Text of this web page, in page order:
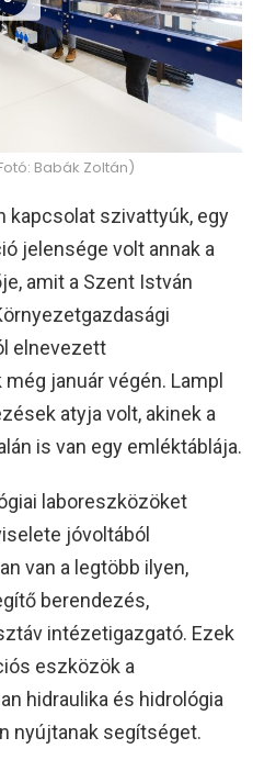
Babák Zoltán)
kapcsolat szivattyúk, egy
jelensége volt annak a
amit a Szent István
elnevezett
január végén. Lampl
atyja volt, akinek a
is van egy emléktáblája.
laboreszközöket
jóvoltából
van a legtöbb ilyen,
berendezés,
intézetigazgató. Ezek
eszközök a
hidraulika és hidrológia
nyújtanak segítséget.